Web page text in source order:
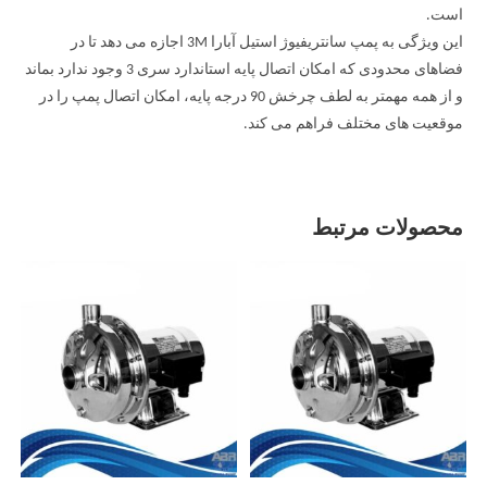
است.
این ویژگی به پمپ سانتریفیوژ استیل آبارا 3M اجازه می دهد تا در
فضاهای محدودی که امکان اتصال پایه استاندارد سری 3 وجود ندارد بماند
و از همه مهمتر به لطف چرخش 90 درجه پایه، امکان اتصال پمپ را در
موقعیت های مختلف فراهم می کند.
محصولات مرتبط